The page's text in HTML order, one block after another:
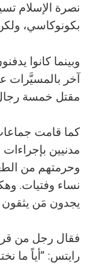
نصرة الإسلام
بكونوكاسي،
وبينما كانوا
آخر بالمسيَّرات
مقتل خمسة
كما قامت
مدنيين
وحرمتهم من
نساء وفتيات.
يجدون مَن يثقون
فقال رجل من
رايتس: ”أياً ما